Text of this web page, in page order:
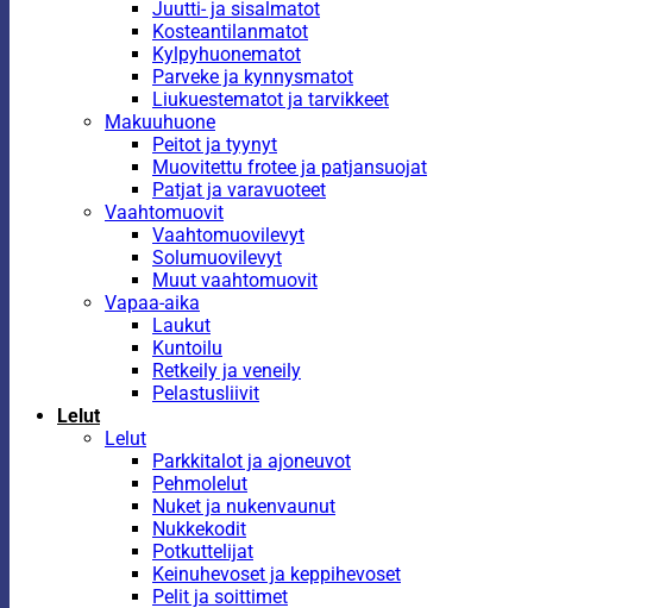
Juutti- ja sisalmatot
Kosteantilanmatot
Kylpyhuonematot
Parveke ja kynnysmatot
Liukuestematot ja tarvikkeet
Makuuhuone
Peitot ja tyynyt
Muovitettu frotee ja patjansuojat
Patjat ja varavuoteet
Vaahtomuovit
Vaahtomuovilevyt
Solumuovilevyt
Muut vaahtomuovit
Vapaa-aika
Laukut
Kuntoilu
Retkeily ja veneily
Pelastusliivit
Lelut
Lelut
Parkkitalot ja ajoneuvot
Pehmolelut
Nuket ja nukenvaunut
Nukkekodit
Potkuttelijat
Keinuhevoset ja keppihevoset
Pelit ja soittimet